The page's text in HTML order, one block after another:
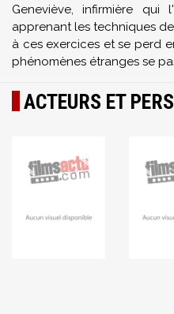
Geneviève, infirmière
apprenant les techniques
à ces exercices et se perd
phénomènes étranges se
ACTEURS ET